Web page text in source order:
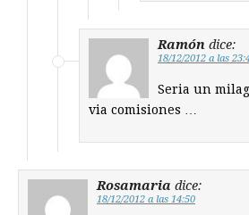
Ramón dice:
18/12/2012 a las
Seria un
via comisiones …
Rosamaria dice:
18/12/2012 a las 14:50